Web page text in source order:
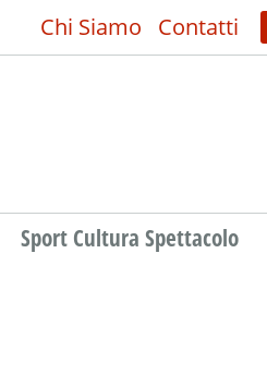
Chi Siamo Contatti
Sport Cultura Spettacolo